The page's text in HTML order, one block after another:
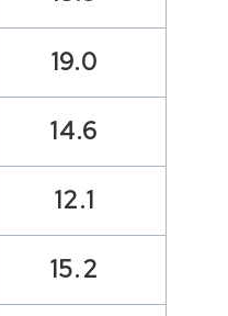
19.0
14.6
12.1
15.2